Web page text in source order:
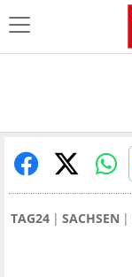
TAG24 SACHSEN